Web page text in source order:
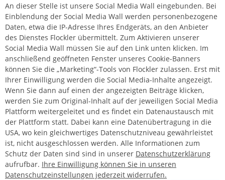
An dieser Stelle ist unsere Social Media Wall eingebunden. Bei
Einblendung der Social Media Wall werden personenbezogene
Daten, etwa die IP-Adresse Ihres Endgeräts, an den Anbieter
des Dienstes Flockler übermittelt. Zum Aktivieren unserer
Social Media Wall müssen Sie auf den Link unten klicken. Im
anschließend geöffneten Fenster unseres Cookie-Banners
können Sie die „Marketing“-Tools von Flockler zulassen. Erst mit
Ihrer Einwilligung werden die Social Media-Inhalte angezeigt.
Wenn Sie dann auf einen der angezeigten Beiträge klicken,
werden Sie zum Original-Inhalt auf der jeweiligen Social Media
Plattform weitergeleitet und es findet ein Datenaustausch mit
der Plattform statt. Dabei kann eine Datenübertragung in die
USA, wo kein gleichwertiges Datenschutzniveau gewährleistet
ist, nicht ausgeschlossen werden. Alle Informationen zum
Schutz der Daten sind sind in unserer Datenschutzerklärung
aufrufbar. Ihre Einwilligung können Sie in unseren
Datenschutzeinstellungen jederzeit widerrufen.